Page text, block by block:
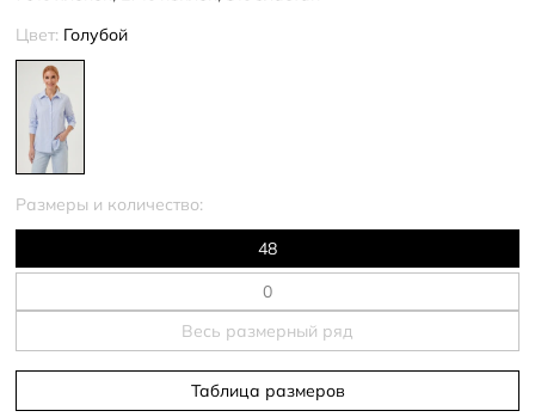
Цвет: Голубой
Размеры и количество:
48
Весь размерный ряд
Таблица размеров